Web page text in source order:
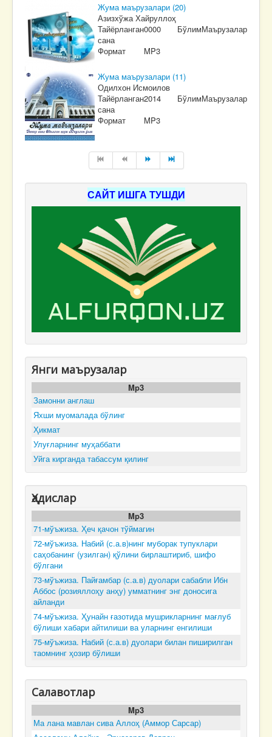
Жума маърузалари (20)
Азизхўжа Хайруллоҳ
Тайёрланган
сана
0000
Формат
MP3
БўлимМаърузалар
Жума маърузалари (11)
Одилхон Исмоилов
Тайёрланган
сана
2014
Формат
MP3
БўлимМаърузалар
САЙТ ИШГА ТУШДИ
Янги маърузалар
Mp3
Замонни англаш
Яхши муомалада бўлинг
Ҳикмат
Улуғларнинг муҳаббати
Уйга кирганда табассум қилинг
Ҳадислар
Mp3
71-мўъжиза. Ҳеч қачон тўймагин
72-мўъжиза. Набий (с.а.в)нинг муборак тупуклари
саҳобанинг (узилган) қўлини бирлаштириб, шифо
бўлгани
73-мўъжиза. Пайғамбар (с.а.в) дуолари сабабли Ибн
Аббос (розияллоҳу анҳу) умматнинг энг доносига
айланди
74-мўъжиза. Ҳунайн ғазотида мушрикларнинг мағлуб
бўлиши хабари айтилиши ва уларнинг енгилиши
75-мўъжиза. Набий (с.а.в) дуолари билан пиширилган
таомнинг ҳозир бўлиши
Салавотлар
Mp3
Ма лана мавлан сива Аллоҳ (Аммор Сарсар)